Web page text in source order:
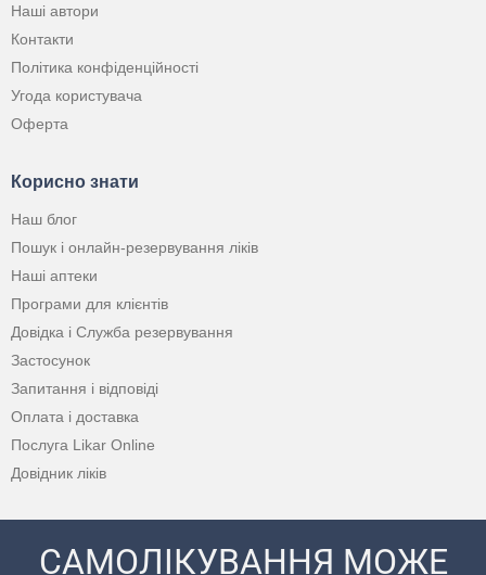
Наші автори
Контакти
Політика конфіденційності
Угода користувача
Оферта
Корисно знати
Наш блог
Пошук і онлайн-резервування ліків
Наші аптеки
Програми для клієнтів
Довідка і Служба резервування
Застосунок
Запитання і відповіді
Оплата і доставка
Послуга Likar Online
Довідник ліків
САМОЛІКУВАННЯ МОЖЕ